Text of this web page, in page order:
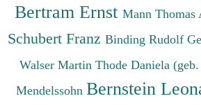
Bertram Ernst Mann Thomas
Schubert Franz Binding Rudolf
Walser Martin Thode Daniela
Mendelssohn Bernstein